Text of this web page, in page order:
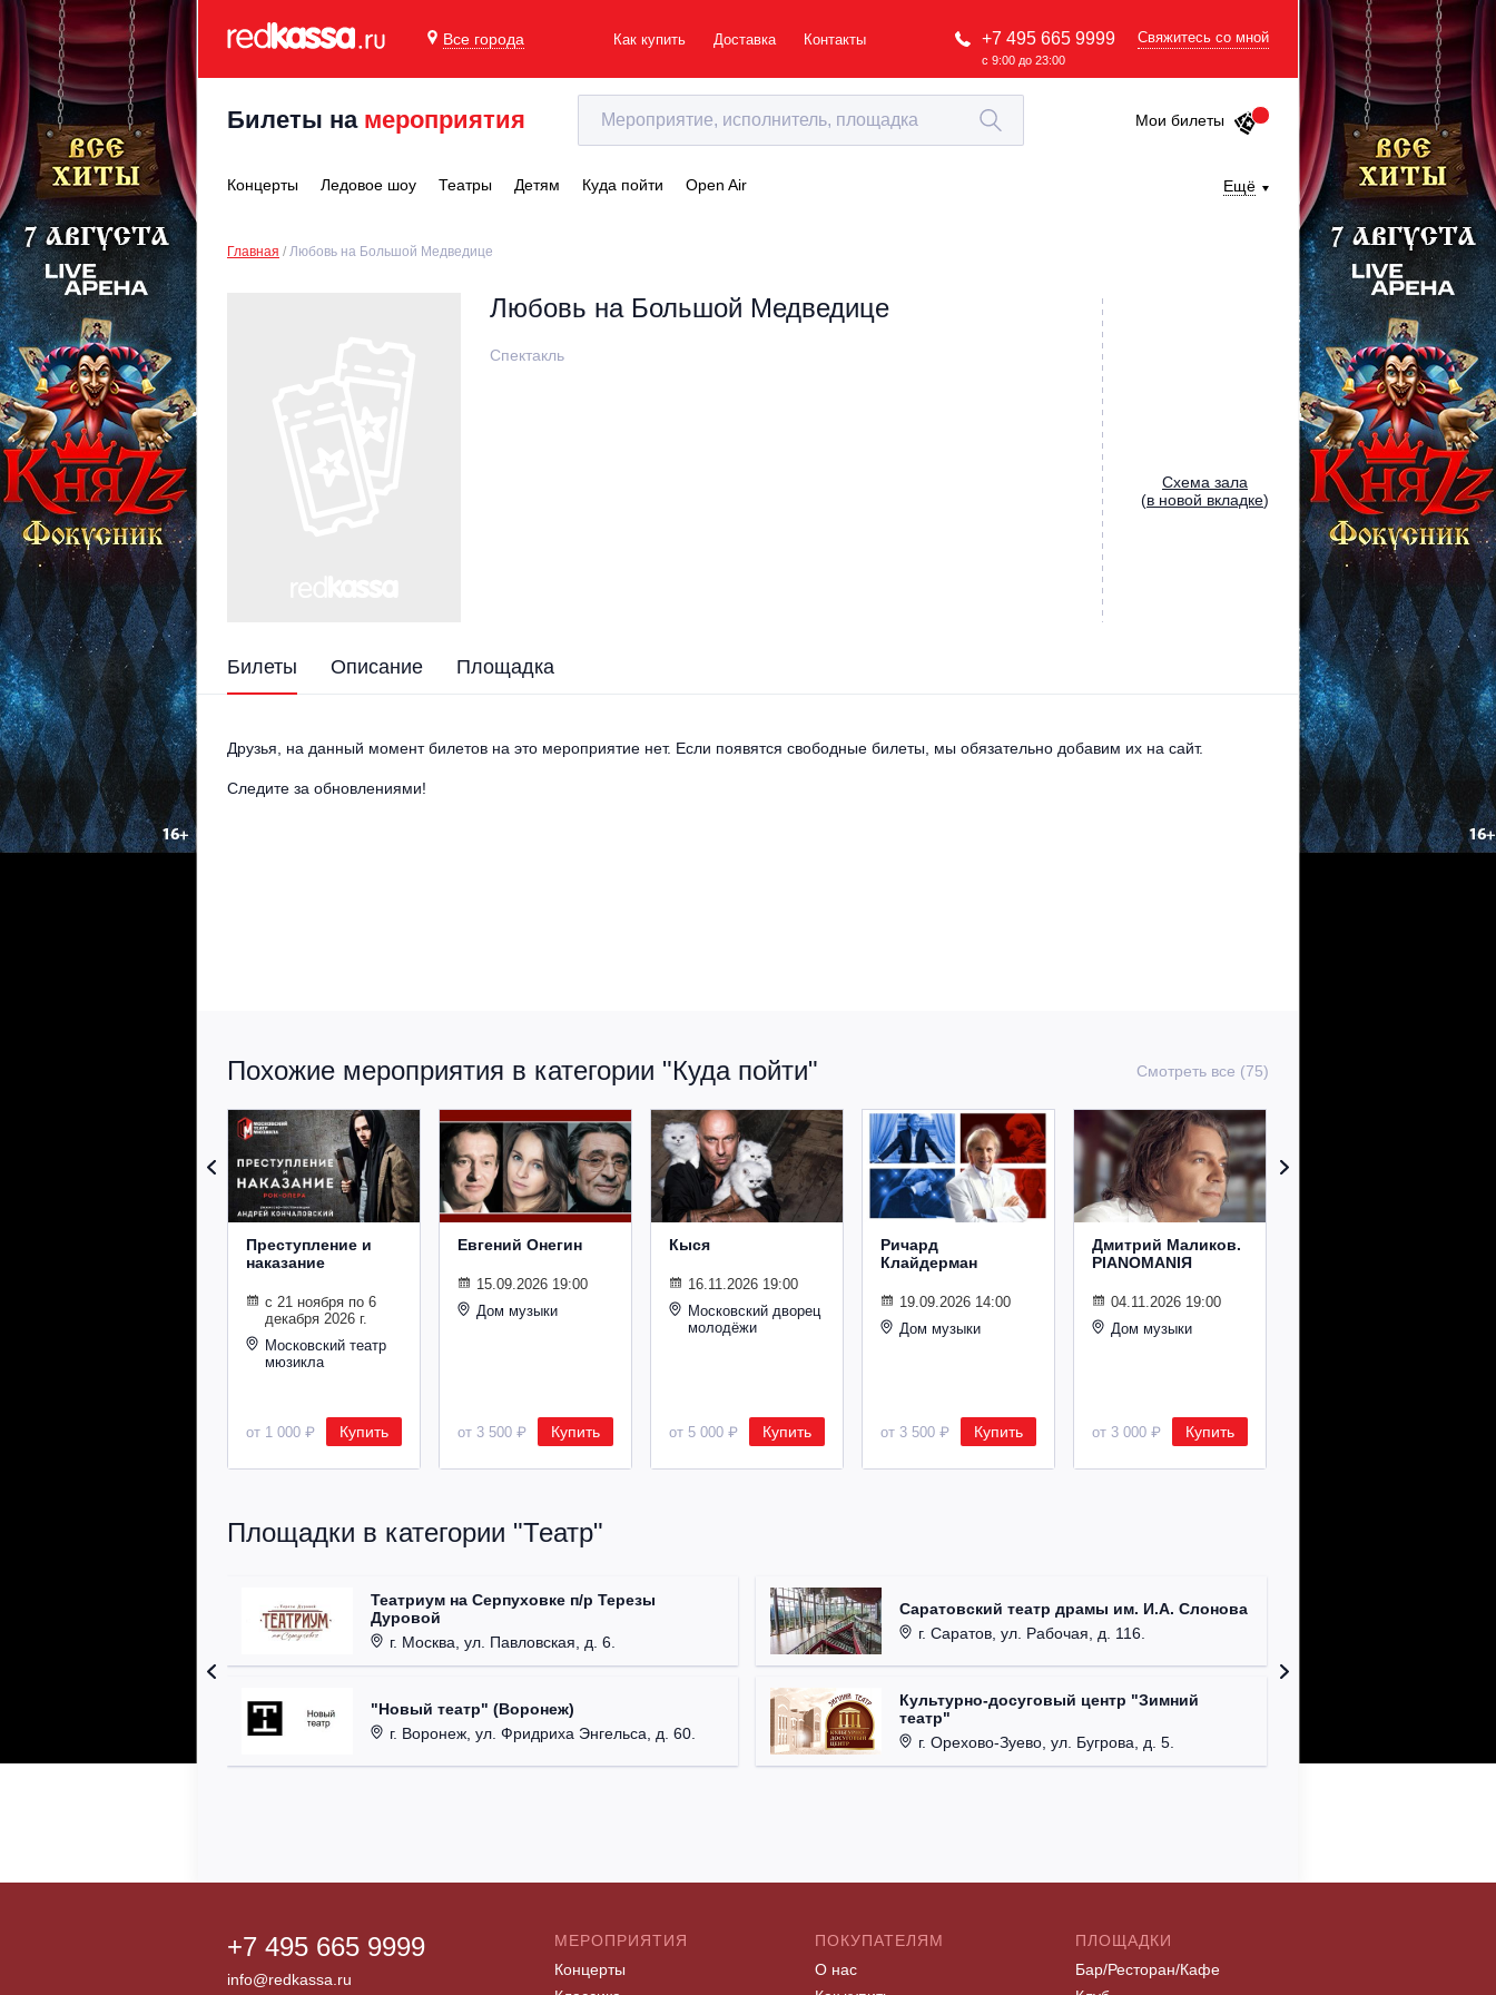
Все города Как купить Доставка Контакты +7 495 665 9999
с 9:00 до 23:00
Свяжитесь со мной
Билеты на мероприятия Мои билеты
Концерты Ледовое шоу Театры Детям Куда пойти Open Air Ещё
Главная Любовь на Большой Медведице
Любовь на Большой Медведице
Спектакль
Cхема зала
(в новой вкладке)
Билеты Описание Площадка
Друзья, на данный момент билетов на это мероприятие нет. Если появятся свободные билеты, мы обязательно добавим их на сайт.
Следите за обновлениями!
Похожие мероприятия в категории "Куда пойти" Смотреть все (75)
Преступление и
наказание
с 21 ноября по 6
декабря 2026 г.
Московский театр
мюзикла
от 1 000 ₽ Купить
Евгений Онегин
15.09.2026 19:00
Дом музыки
от 3 500 ₽ Купить
Кыся
16.11.2026 19:00
Московский дворец
молодёжи
от 5 000 ₽ Купить
Ричард
Клайдерман
19.09.2026 14:00
Дом музыки
от 3 500 ₽ Купить
Дмитрий Маликов.
PIANOMANIЯ
04.11.2026 19:00
Дом музыки
от 3 000 ₽ Купить
Площадки в категории "Театр"
Театриум на Серпуховке п/р Терезы
Дуровой
г. Москва, ул. Павловская, д. 6.
"Новый театр" (Воронеж)
г. Воронеж, ул. Фридриха Энгельса, д. 60.
Саратовский театр драмы им. И.А. Слонова
г. Саратов, ул. Рабочая, д. 116.
Культурно-досуговый центр "Зимний
театр"
г. Орехово-Зуево, ул. Бугрова, д. 5.
+7 495 665 9999
info@redkassa.ru
МЕРОПРИЯТИЯ
Концерты
ПОКУПАТЕЛЯМ
О нас
ПЛОЩАДКИ
Бар/Ресторан/Кафе